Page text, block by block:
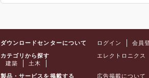
ダウンロードセンターについて ログイン 会員
カテゴリから探す エレクトロニクス
建築
土木
製品・サービスを掲載する 広告掲載について